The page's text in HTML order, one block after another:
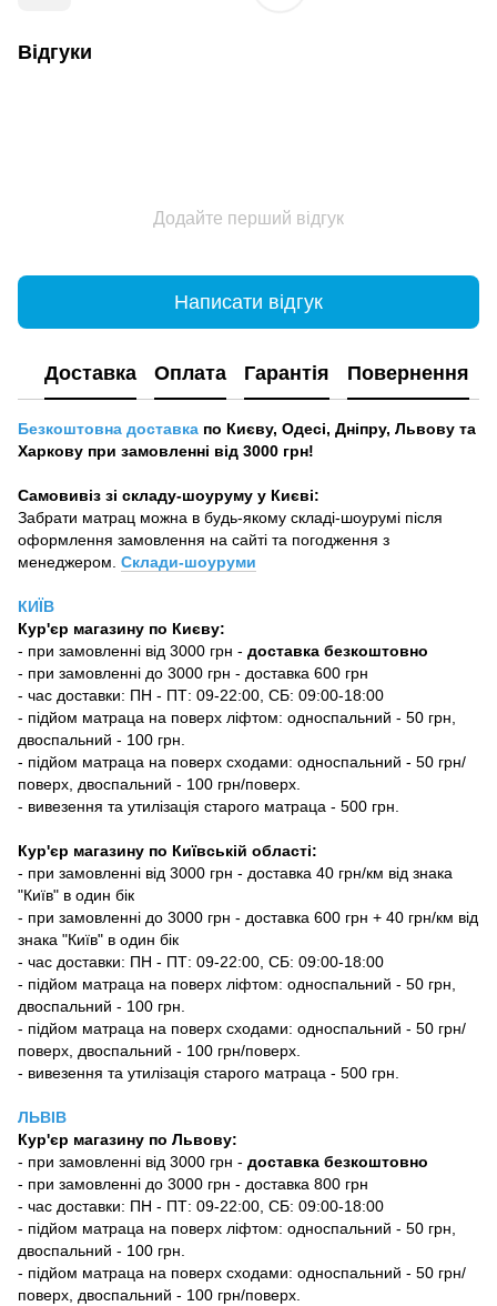
Відгуки
Додайте перший відгук
Написати відгук
Доставка Оплата Гарантія Повернення
Безкоштовна доставка по Києву, Одесі, Дніпру, Львову та
Харкову при замовленні від 3000 грн!
Самовивіз зі складу-шоуруму у Києві:
Забрати матрац можна в будь-якому складі-шоурумі після
оформлення замовлення на сайті та погодження з
менеджером. Склади-шоуруми
КИЇВ
Кур'єр магазину по Києву:
- при замовленні від 3000 грн - доставка безкоштовно
- при замовленні до 3000 грн - доставка 600 грн
- час доставки: ПН - ПТ: 09-22:00, СБ: 09:00-18:00
- підйом матраца на поверх ліфтом: односпальний - 50 грн,
двоспальний - 100 грн.
- підйом матраца на поверх сходами: односпальний - 50 грн/
поверх, двоспальний - 100 грн/поверх.
- вивезення та утилізація старого матраца - 500 грн.
Кур'єр магазину по Київській області:
- при замовленні від 3000 грн - доставка 40 грн/км від знака
"Київ" в один бік
- при замовленні до 3000 грн - доставка 600 грн + 40 грн/км від
знака "Київ" в один бік
- час доставки: ПН - ПТ: 09-22:00, СБ: 09:00-18:00
- підйом матраца на поверх ліфтом: односпальний - 50 грн,
двоспальний - 100 грн.
- підйом матраца на поверх сходами: односпальний - 50 грн/
поверх, двоспальний - 100 грн/поверх.
- вивезення та утилізація старого матраца - 500 грн.
ЛЬВІВ
Кур'єр магазину по Львову:
- при замовленні від 3000 грн - доставка безкоштовно
- при замовленні до 3000 грн - доставка 800 грн
- час доставки: ПН - ПТ: 09-22:00, СБ: 09:00-18:00
- підйом матраца на поверх ліфтом: односпальний - 50 грн,
двоспальний - 100 грн.
- підйом матраца на поверх сходами: односпальний - 50 грн/
поверх, двоспальний - 100 грн/поверх.